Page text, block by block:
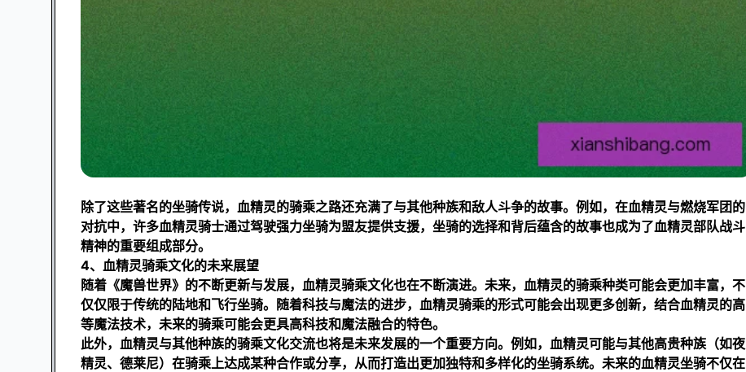
除了这些著名的坐骑传说，血精灵的骑乘之路还充满了与其他种族和敌人斗争的故事。例如，在血精灵与燃烧军团的
对抗中，许多血精灵骑士通过驾驶强力坐骑为盟友提供支援，坐骑的选择和背后蕴含的故事也成为了血精灵部队战斗
精神的重要组成部分。
4、血精灵骑乘文化的未来展望
随着《魔兽世界》的不断更新与发展，血精灵骑乘文化也在不断演进。未来，血精灵的骑乘种类可能会更加丰富，不
仅仅限于传统的陆地和飞行坐骑。随着科技与魔法的进步，血精灵骑乘的形式可能会出现更多创新，结合血精灵的高
等魔法技术，未来的骑乘可能会更具高科技和魔法融合的特色。
此外，血精灵与其他种族的骑乘文化交流也将是未来发展的一个重要方向。例如，血精灵可能与其他高贵种族（如夜
精灵、德莱尼）在骑乘上达成某种合作或分享，从而打造出更加独特和多样化的坐骑系统。未来的血精灵坐骑不仅在